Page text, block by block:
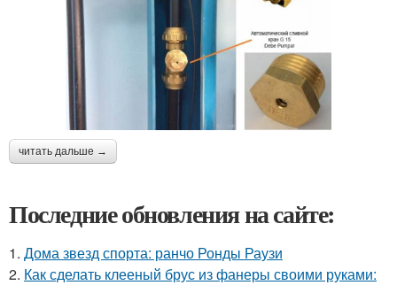
читать дальше →
Последние обновления на сайте:
1. Дома звезд спорта: ранчо Ронды Раузи
2. Как сделать клееный брус из фанеры своими руками: